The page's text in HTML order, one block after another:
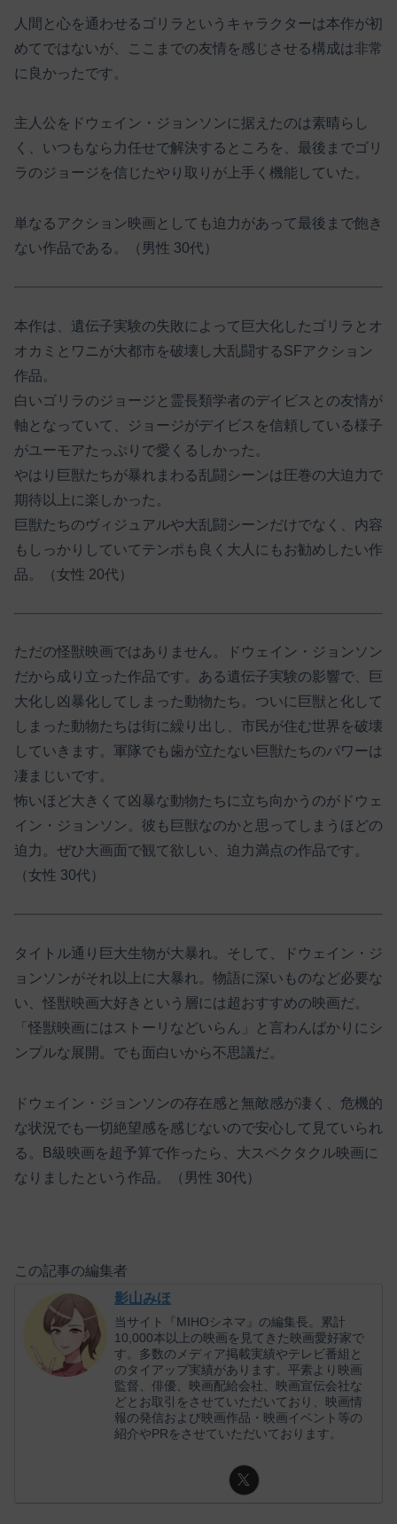
人間と心を通わせるゴリラというキャラクターは本作が初
めてではないが、ここまでの友情を感じさせる構成は非常
に良かったです。
主人公をドウェイン・ジョンソンに据えたのは素晴らし
く、いつもなら力任せで解決するところを、最後までゴリ
ラのジョージを信じたやり取りが上手く機能していた。
単なるアクション映画としても迫力があって最後まで飽き
ない作品である。（男性 30代）
本作は、遺伝子実験の失敗によって巨大化したゴリラとオ
オカミとワニが大都市を破壊し大乱闘するSFアクション
作品。
白いゴリラのジョージと霊長類学者のデイビスとの友情が
軸となっていて、ジョージがデイビスを信頼している様子
がユーモアたっぷりで愛くるしかった。
やはり巨獣たちが暴れまわる乱闘シーンは圧巻の大迫力で
期待以上に楽しかった。
巨獣たちのヴィジュアルや大乱闘シーンだけでなく、内容
もしっかりしていてテンポも良く大人にもお勧めしたい作
品。（女性 20代）
ただの怪獣映画ではありません。ドウェイン・ジョンソン
だから成り立った作品です。ある遺伝子実験の影響で、巨
大化し凶暴化してしまった動物たち。ついに巨獣と化して
しまった動物たちは街に繰り出し、市民が住む世界を破壊
していきます。軍隊でも歯が立たない巨獣たちのパワーは
凄まじいです。
怖いほど大きくて凶暴な動物たちに立ち向かうのがドウェ
イン・ジョンソン。彼も巨獣なのかと思ってしまうほどの
迫力。ぜひ大画面で観て欲しい、迫力満点の作品です。
（女性 30代）
タイトル通り巨大生物が大暴れ。そして、ドウェイン・ジ
ョンソンがそれ以上に大暴れ。物語に深いものなど必要な
い、怪獣映画大好きという層には超おすすめの映画だ。
「怪獣映画にはストーリなどいらん」と言わんばかりにシ
ンプルな展開。でも面白いから不思議だ。
ドウェイン・ジョンソンの存在感と無敵感が凄く、危機的
な状況でも一切絶望感を感じないので安心して見ていられ
る。B級映画を超予算で作ったら、大スペクタクル映画に
なりましたという作品。（男性 30代）
この記事の編集者
影山みほ
当サイト『MIHOシネマ』の編集長。累計
10,000本以上の映画を見てきた映画愛好家で
す。多数のメディア掲載実績やテレビ番組と
のタイアップ実績があります。平素より映画
監督、俳優、映画配給会社、映画宣伝会社な
どとお取引をさせていただいており、映画情
報の発信および映画作品・映画イベント等の
紹介やPRをさせていただいております。